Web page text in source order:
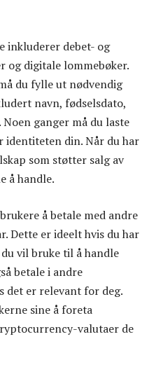
inkluderer debet- og
digitale lommebøker.
du fylle ut nødvendig
navn, fødselsdato,
ganger må du laste
identiteten din. Når du har
som støtter salg av
å handle.
å betale med andre
Dette er ideelt hvis du har
vil bruke til å handle
betale i andre
det er relevant for deg.
sine å foreta
valutaer de